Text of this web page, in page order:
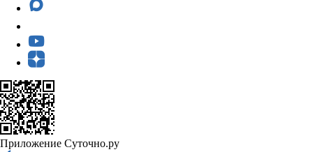
Приложение Суточно.ру